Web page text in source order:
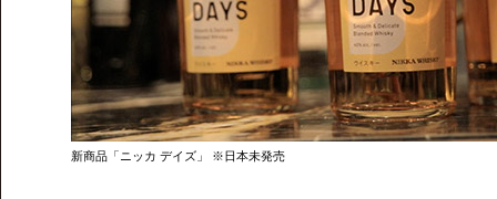
新商品「ニッカ デイズ」 ※日本未発売